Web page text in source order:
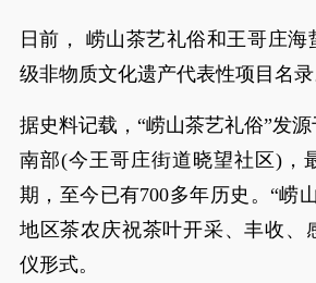
日前， 崂山茶艺礼俗和王哥庄
级非物质文化遗产代表性项目名录
据史料记载，“崂山茶艺礼俗”发
南部(今王哥庄街道晓望社区)，
期，至今已有700多年历史。“崂
地区茶农庆祝茶叶开采、丰收、
仪形式。